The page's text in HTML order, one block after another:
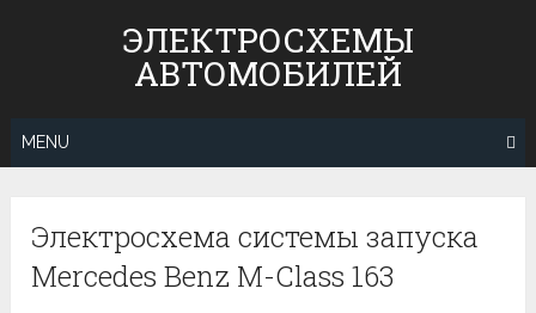
ЭЛЕКТРОСХЕМЫ
АВТОМОБИЛЕЙ
MENU
Электросхема системы запуска
Mercedes Benz M-Class 163